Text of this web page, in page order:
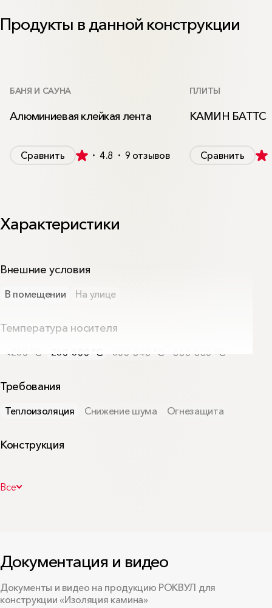
Продукты в данной конструкции
БАНЯ И САУНА
Алюминиевая клейкая лента
Сравнить 4.8 9 отзывов
ПЛИТЫ
КАМИН БАТТС
Сравнить
Характеристики
Внешние условия
В помещении На улице
Температура носителя
<250 °С 250-500 °С 500-640 °С 660-680 °С
Требования
Теплоизоляция Снижение шума Огнезащита
Конструкция
Удаление дымовых газов
ИЖС ПГС Проектировщик
Все
Документация и видео
Документы и видео на продукцию РОКВУЛ для
конструкции «Изоляция камина»